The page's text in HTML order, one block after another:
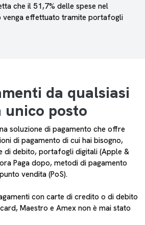
che il 51,7% delle spese nel
effettuato tramite portafogli
da qualsiasi
unico posto
soluzione di pagamento che offre
di pagamento di cui hai bisogno,
di debito, portafogli digitali (Apple &
Paga dopo, metodi di pagamento
vendita (PoS).
con carte di credito o di debito
Maestro e Amex non è mai stato